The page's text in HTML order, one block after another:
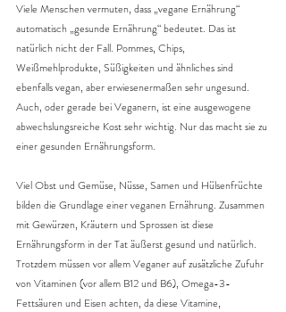
Viele Menschen vermuten, dass „vegane Ernährung“
automatisch „gesunde Ernährung“ bedeutet. Das ist
natürlich nicht der Fall. Pommes, Chips,
Weißmehlprodukte, Süßigkeiten und ähnliches sind
ebenfalls vegan, aber erwiesenermaßen sehr ungesund.
Auch, oder gerade bei Veganern, ist eine ausgewogene
abwechslungsreiche Kost sehr wichtig. Nur das macht sie zu
einer gesunden Ernährungsform.
Viel Obst und Gemüse, Nüsse, Samen und Hülsenfrüchte
bilden die Grundlage einer veganen Ernährung. Zusammen
mit Gewürzen, Kräutern und Sprossen ist diese
Ernährungsform in der Tat äußerst gesund und natürlich.
Trotzdem müssen vor allem Veganer auf zusätzliche Zufuhr
von Vitaminen (vor allem B12 und B6), Omega-3-
Fettsäuren und Eisen achten, da diese Vitamine,